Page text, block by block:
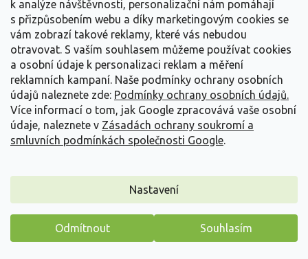
k analýze návštěvnosti, personalizační nám pomáhají
s přizpůsobením webu a díky marketingovým cookies se
vám zobrazí takové reklamy, které vás nebudou
otravovat. S vaším souhlasem můžeme používat cookies
a osobní údaje k personalizaci reklam a měření
reklamních kampaní. Naše podmínky ochrany osobních
údajů naleznete zde: Podmínky ochrany osobních údajů.
Více informací o tom, jak Google zpracovává vaše osobní
údaje, naleznete v Zásadách ochrany soukromí a
smluvních podmínkách společnosti Google.
Nastavení
Odmítnout Souhlasím
(2 ks)
Máme pro vás malý dárek